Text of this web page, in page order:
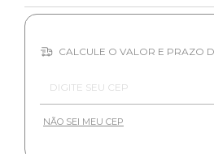
CALCULE O VALOR E PRAZO
NÃO SEI MEU CEP